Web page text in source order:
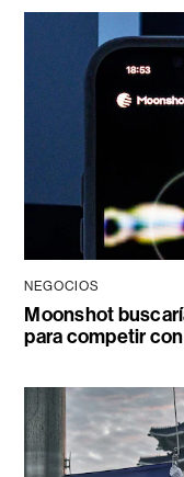
NEGOCIOS
Moonshot
para competir